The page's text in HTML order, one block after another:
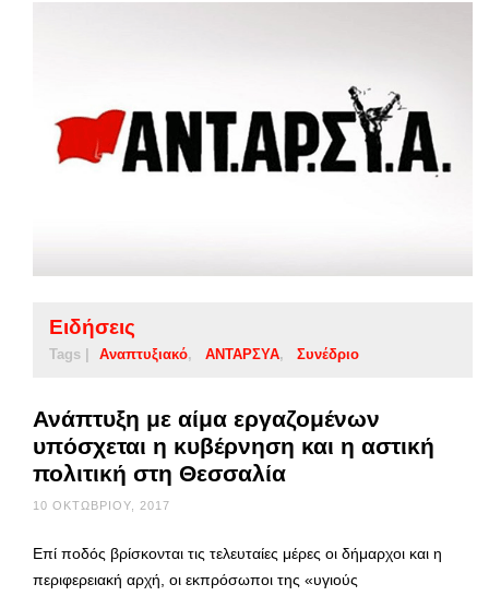
Ειδήσεις
Tags | Αναπτυξιακό ΑΝΤΑΡΣΥΑ Συνέδριο
Ανάπτυξη με αίμα εργαζομένων
υπόσχεται η κυβέρνηση και η αστική
πολιτική στη Θεσσαλία
10 ΟΚΤΩΒΡΊΟΥ, 2017
Επί ποδός βρίσκονται τις τελευταίες μέρες οι δήμαρχοι και η
περιφερειακή αρχή, οι εκπρόσωποι της «υγιούς